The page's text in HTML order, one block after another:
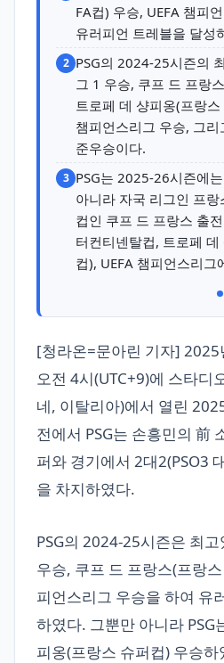
FA컵) 우승, UEFA 챔피
유러피언 트레블을 달성
2 PSG의 2024-25시즌의
그 1 우승, 쿠프 드 프랑
트로페 데 샹피옹(프랑
챔피언스리그 우승, 그리
준우승이다.
3 PSG는 2025-26시즌에
아니라 자국 리그인 프
컵인 쿠프 드 프랑스 출
터컨티넨탈컵, 트로페
컵), UEFA 챔피언스리그
[청라온=문아린 기자] 2025
오전 4시(UTC+9)에 스타디
네, 이탈리아)에서 열린
전에서 PSG는 손흥민의 前
퍼와 경기에서 2대2(PSO3
을 차지하였다.
PSG의 2024-25시즌은 최
우승, 쿠프 드 프랑스(프랑
피언스리그 우승을 하여 유
하였다. 그뿐만 아니라
피옹(프랑스 슈퍼컵) 우승